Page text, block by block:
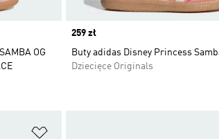
OG
Price
259 zł
Buty adidas Disney Princess
Dziecięce Originals